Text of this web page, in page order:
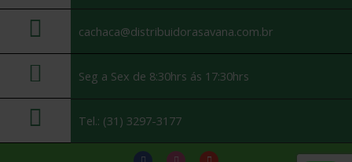
cachaca@distribuidorasavana.com.br
Seg a Sex de 8:30hrs ás 17:30hrs
Tel.: (31) 3297-3177